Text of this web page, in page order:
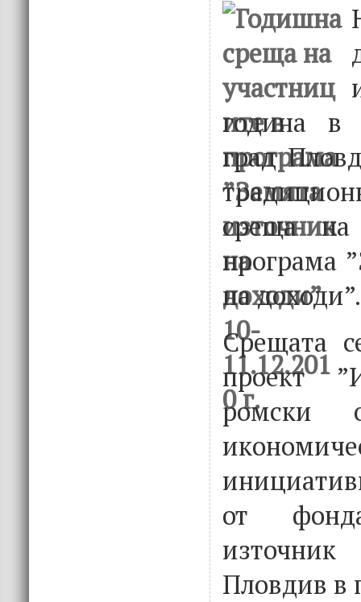
година в
град
среща на
програма
на доходи”.
Срещата
проект
ромски
от
Пловдив в